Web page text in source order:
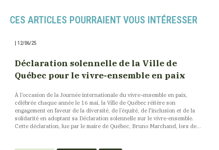
CES ARTICLES POURRAIENT VOUS INTÉRESSER
| 12/06/25
Déclaration solennelle de la Ville de
Québec pour le vivre-ensemble en paix
À l’occasion de la Journée internationale du vivre-ensemble en paix,
célébrée chaque année le 16 mai, la Ville de Québec réitère son
engagement en faveur de la diversité, de l’équité, de l'inclusion et de la
solidarité en adoptant sa Déclaration solennelle sur le vivre-ensemble.
Cette déclaration, lue par le maire de Québec, Bruno Marchand, lors de...